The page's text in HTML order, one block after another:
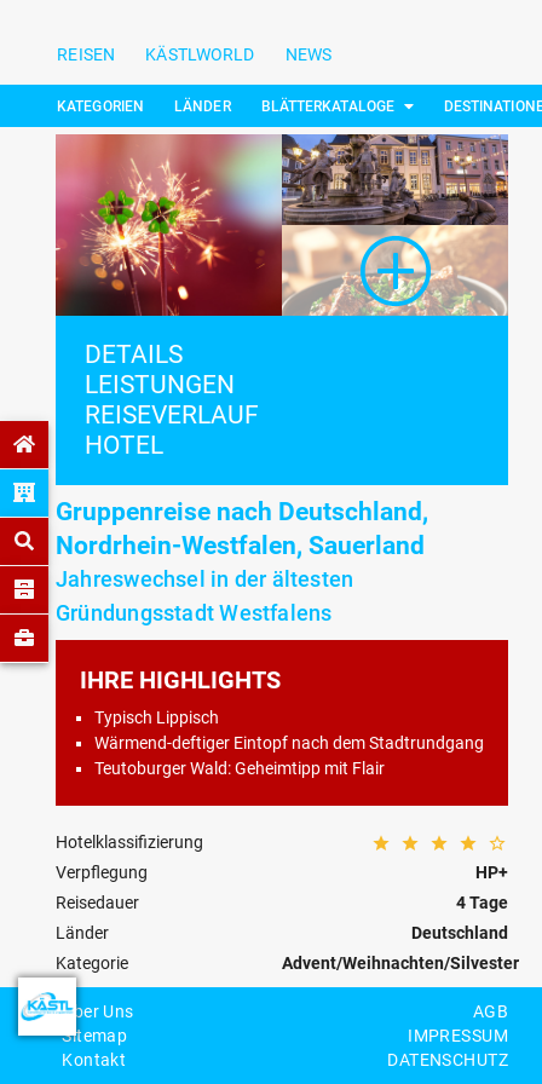
REISEN KÄSTLWORLD NEWS
KATEGORIEN LÄNDER BLÄTTERKATALOGE
DETAILS
LEISTUNGEN
REISEVERLAUF
HOTEL
Gruppenreise nach Deutschland,
Nordrhein-Westfalen, Sauerland
Jahreswechsel in der ältesten
Gründungsstadt Westfalens
IHRE HIGHLIGHTS
Typisch Lippisch
Wärmend-deftiger Eintopf nach dem Stadtrundgang
Teutoburger Wald: Geheimtipp mit Flair
Hotelklassifizierung
Verpflegung
HP+
Reisedauer
4 Tage
Länder
Deutschland
Kategorie
Advent/Weihnachten/Silvester
Reisecode
DE-59-W-0001
Über Uns
Sitemap
Kontakt
AGB
IMPRESSUM
DATENSCHUTZ